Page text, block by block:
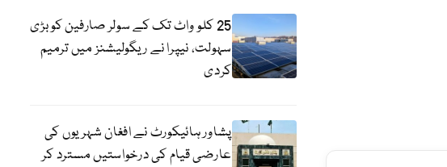
25 کلو واٹ تک کے سولر صارفین کو بڑی
سہولت، نیپرا نے ریگولیشنز میں ترمیم
کردی
پشاور ہائیکورٹ نے افغان شہریوں کی
عارضی قیام کی درخواستیں مسترد کر